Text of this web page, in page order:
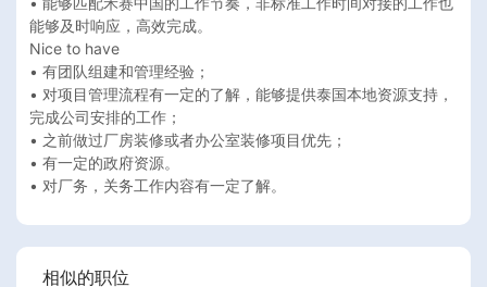
能够及时响应，⾼效完成。
Nice to have
• 有团队组建和管理经验；
• 对项⽬管理流程有⼀定的了解，能够提供泰国本地资源⽀持，
完成公司安排的⼯作；
• 之前做过⼚房装修或者办公室装修项⽬优先；
• 有⼀定的政府资源。
• 对⼚务，关务⼯作内容有⼀定了解。
相似的职位